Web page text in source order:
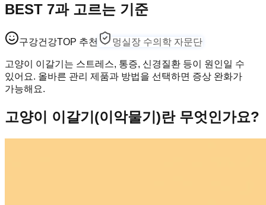
BEST 7과 고르는 기준
구강건강TOP 추천 멍실장 수의학 자문단
고양이 이갈기는 스트레스, 통증, 신경질환 등이 원인일 수
있어요. 올바른 관리 제품과 방법을 선택하면 증상 완화가
가능해요.
고양이 이갈기(이악물기)란 무엇인가요?